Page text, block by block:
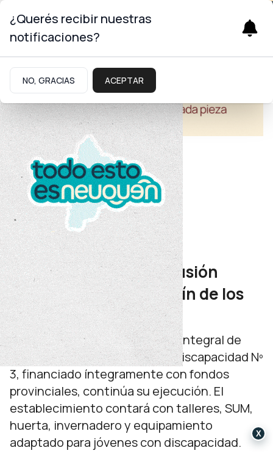
Educación
Avance del 55%
Obra clave para la inclusión
educativa en San Martín de los
Andes
El nuevo edificio de la Escuela Integral de
Adolescentes y Jóvenes con Discapacidad Nº
3, financiado íntegramente con fondos
provinciales, continúa su ejecución. El
establecimiento contará con talleres, SUM,
huerta, invernadero y equipamiento
adaptado para jóvenes con discapacidad.
¿Querés recibir nuestras
notificaciones?
NO, GRACIAS ACEPTAR
X